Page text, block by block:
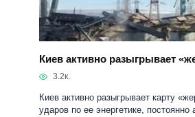
Киев активно разыгрывает
3.2к.
Киев активно разыгрывает карту
ударов по ее энергетике, постоянно